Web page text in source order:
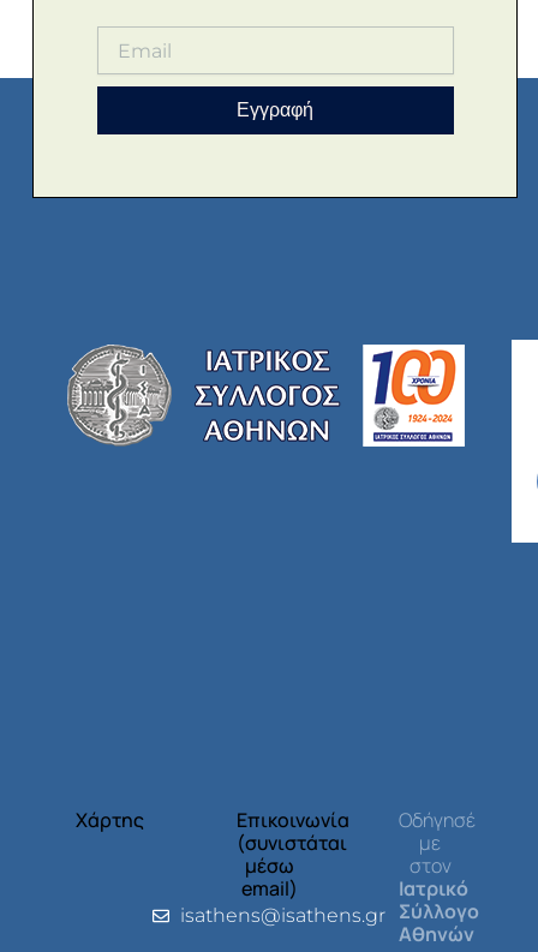
Εγγραφή
Χάρτης
Επικοινωνία
(συνιστάται
μέσω
email)
isathens@isathens.gr
Οδήγησέ
με
στον
Ιατρικό
Σύλλογο
Αθηνών